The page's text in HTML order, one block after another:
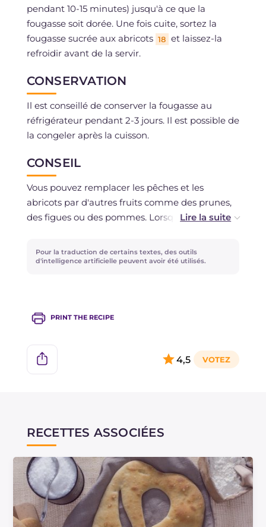
pendant 10-15 minutes) jusqu'à ce que la
fougasse soit dorée. Une fois cuite, sortez la
fougasse sucrée aux abricots 18 et laissez-la
refroidir avant de la servir.
CONSERVATION
Il est conseillé de conserver la fougasse au
réfrigérateur pendant 2-3 jours. Il est possible de
la congeler après la cuisson.
CONSEIL
Vous pouvez remplacer les pêches et les
abricots par d'autres fruits comme des prunes,
des figues ou des pommes. Lorsque les pêches
pourrez utiliser ceux au sirop ou à l'alcool (dans
ce cas, choisissez des boissons alcoolisées de
de réduire la dose de sucre dans le cas du sirop.
Pour la traduction de certains textes, des outils
d'intelligence artificielle peuvent avoir été utilisés.
PRINT THE RECIPE
4,5
RECETTES ASSOCIÉES